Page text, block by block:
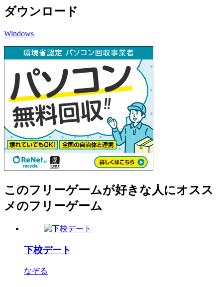
ダウンロード
Windows
このフリーゲームが好きな人にオスス
メのフリーゲーム
下校デート
なぞる